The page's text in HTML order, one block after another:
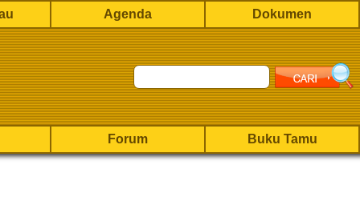
Agenda Dokumen
Forum Buku Tamu